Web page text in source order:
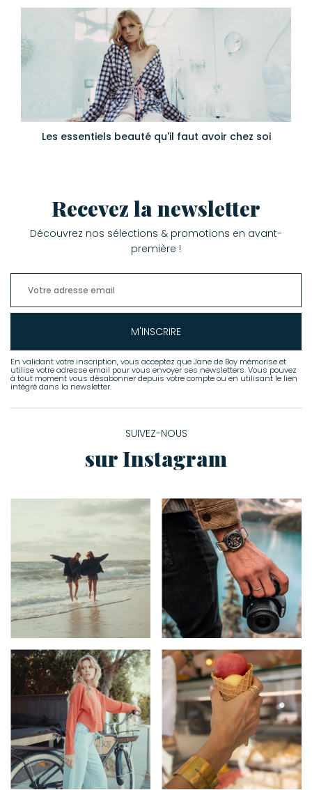
Les essentiels beauté qu'il faut avoir chez soi
Recevez la newsletter
Découvrez nos sélections & promotions en avant-
première !
M'INSCRIRE
En validant votre inscription, vous acceptez que Jane de Boy mémorise et
utilise votre adresse email pour vous envoyer ses newsletters. Vous pouvez
à tout moment vous désabonner depuis votre compte ou en utilisant le lien
intégré dans la newsletter.
SUIVEZ-NOUS
sur Instagram